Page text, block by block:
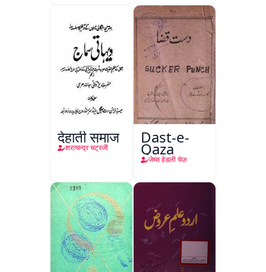
देहाती समाज
शरत्चन्द्र चट्रजी
Dast-e-
Qaza
जेम्स हेडली चेज़